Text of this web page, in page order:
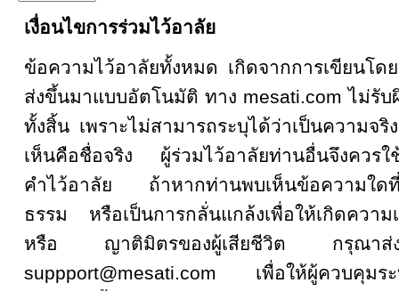
เงื่อนไขการร่วมไว้อาลัย
ข้อความไว้อาลัยทั้งหมด เกิดจากการเขียนโด
ส่งขึ้นมาแบบอัตโนมัติ ทาง mesati.com ไม่รั
ทั้งสิ้น เพราะไม่สามารถระบุได้ว่าเป็นความจ
เห็นคือชื่อจริง ผู้ร่วมไว้อาลัยท่านอื่นจึงควรใ
คำไว้อาลัย ถ้าหากท่านพบเห็นข้อความใด
ธรรม หรือเป็นการกลั่นแกล้งเพื่อให้เกิดควา
หรือ ญาติมิตรของผู้เสียชีวิต กรุ
suppport@mesati.com เพื่อให้ผู้ควบคุมระ